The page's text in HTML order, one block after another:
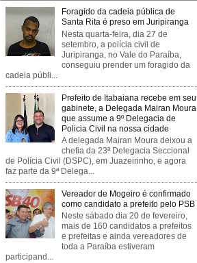
Foragido da cadeia pública de
Santa Rita é preso em Juripiranga
Nesta quarta-feira, dia 27 de
setembro, a polícia civil de
Juripiranga, no Vale do Paraíba,
conseguiu prender um foragido da
cadeia públi...
Prefeito de Itabaiana recebe em seu
gabinete, a Delegada Mairan Moura
que assume a 9º Delegacia de
Policia Civil na nossa cidade
A delegada Mairan Moura deixou a
chefia da 23ª Delegacia Seccional
de Polícia Civil (DSPC), em Juazeirinho, e agora
faz parte da 9ª Delega...
Vereador de Mogeiro é confirmado
como candidato a prefeito pelo PSB
Neste sábado dia 20 de fevereiro,
mais de 160 candidatos a prefeitos
e prefeitas e ainda vereadores de
toda a Paraíba estiveram
participand...